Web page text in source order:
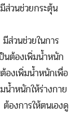
ส่วนช่วยกระตุ้น
ส่วนช่วยในการ
นต้องเพิ่มน้ำหนัก
องเพิ่มน้ำหนักเพื่อ
ำหนักให้ร่างกาย
งการให้ตนเองดู